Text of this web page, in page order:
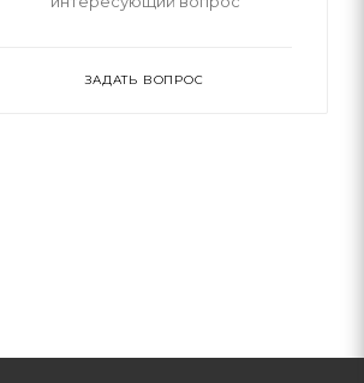
ЗАДАТЬ ВОПРОС